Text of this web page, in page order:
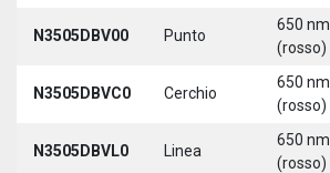
N3505DBV00 Punto
650 nm
(rosso)
N3505DBVC0 Cerchio
650 nm
(rosso)
N3505DBVL0 Linea
650 nm
(rosso)